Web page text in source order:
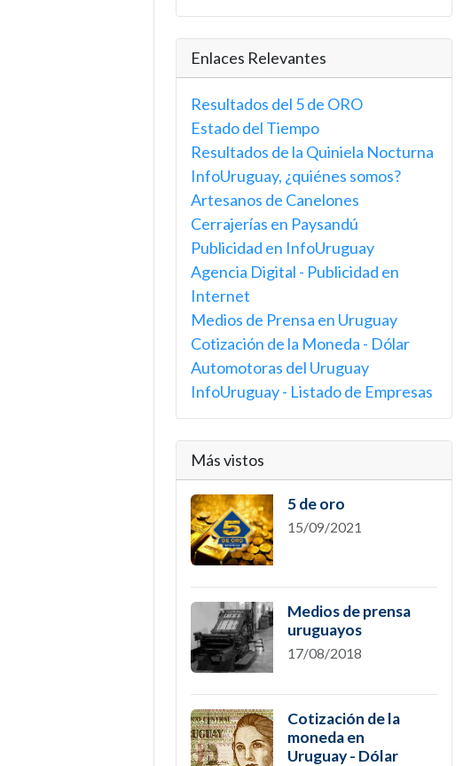
Enlaces Relevantes
Resultados del 5 de ORO
Estado del Tiempo
Resultados de la Quiniela Nocturna
InfoUruguay, ¿quiénes somos?
Artesanos de Canelones
Cerrajerías en Paysandú
Publicidad en InfoUruguay
Agencia Digital - Publicidad en
Internet
Medios de Prensa en Uruguay
Cotización de la Moneda - Dólar
Automotoras del Uruguay
InfoUruguay - Listado de Empresas
Más vistos
5 de oro
15/09/2021
Medios de prensa
uruguayos
17/08/2018
Cotización de la
moneda en
Uruguay - Dólar